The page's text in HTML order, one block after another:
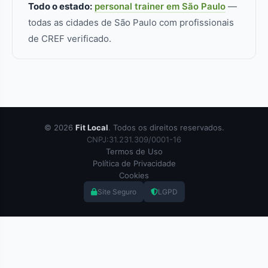
Todo o estado: personal trainer em São Paulo —
todas as cidades de São Paulo com profissionais
de CREF verificado.
© 2026 Fit Local. Todos os direitos reservados.
CNPJ:31.231.309/0001-16
Termos de Uso
Política de Privacidade
Cookies
Site Seguro LGPD